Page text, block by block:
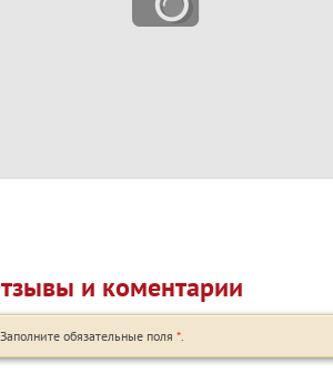
и коментарии
Заполните обязательные поля *.